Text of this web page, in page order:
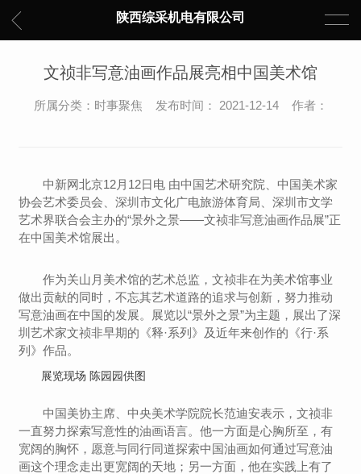
陕西综采机电有限公司
文祯非写意油画作品展亮相中国美术馆
所属分类：时事聚焦 发布时间： 2021-12-14 作者：
中新网北京12月12日电 由中国艺术研究院、中国美术家
协会艺术委员会、深圳市文化广电旅游体育局、深圳市文学
艺术界联合会主办的“景外之景——文祯非写意油画作品展”正
在中国美术馆展出。
作为关山月美术馆的艺术总监，文祯非在为美术馆事业
做出贡献的同时，不忘其艺术道路的追求与创新，努力推动
写意油画在中国的发展。展览以“景外之景”为主题，展出了深
圳艺术家文祯非早期的《释·系列》及近年来创作的《行·系
列》作品。
展览现场 陈园园供图
中国美协主席、中央美术学院院长范迪安表示，文祯非
一直努力探索写意性的油画语言。他一方面是心胸所至，有
宽阔的胸怀，愿意与同行同道探索中国油画如何通过写意油
画这个理念走出更宽阔的天地；另一方面，他在实践上有了